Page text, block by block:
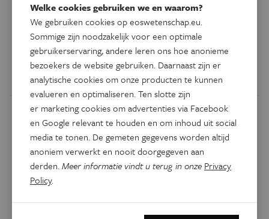
geluk, hard werk of een goede omgeving? Je hoort het van
neurowetenschappers Boris Konrad en Tom Verguts,
hoogleraar schoolpsychologie Karine Verschueren en
klinisch geneticus Hilde Van Esch.
DoorBreinwijzer vzw
Welke cookies gebruiken we en waarom?
We gebruiken cookies op eoswetenschap.eu.
Sommige zijn noodzakelijk voor een optimale
gebruikerservaring, andere leren ons hoe anonieme
bezoekers de website gebruiken. Daarnaast zijn er
analytische cookies om onze producten te kunnen
evalueren en optimaliseren. Ten slotte zijn
er marketing cookies om advertenties via Facebook
en Google relevant te houden en om inhoud uit social
media te tonen. De gemeten gegevens worden altijd
anoniem verwerkt en nooit doorgegeven aan
derden.Meer informatie vindt u terug in onze Privacy
Policy.